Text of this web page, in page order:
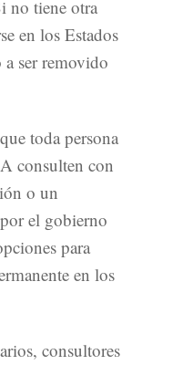
no tiene otra
en los Estados
a ser removido
toda persona
consulten con
o un
el gobierno
para
en los
consultores